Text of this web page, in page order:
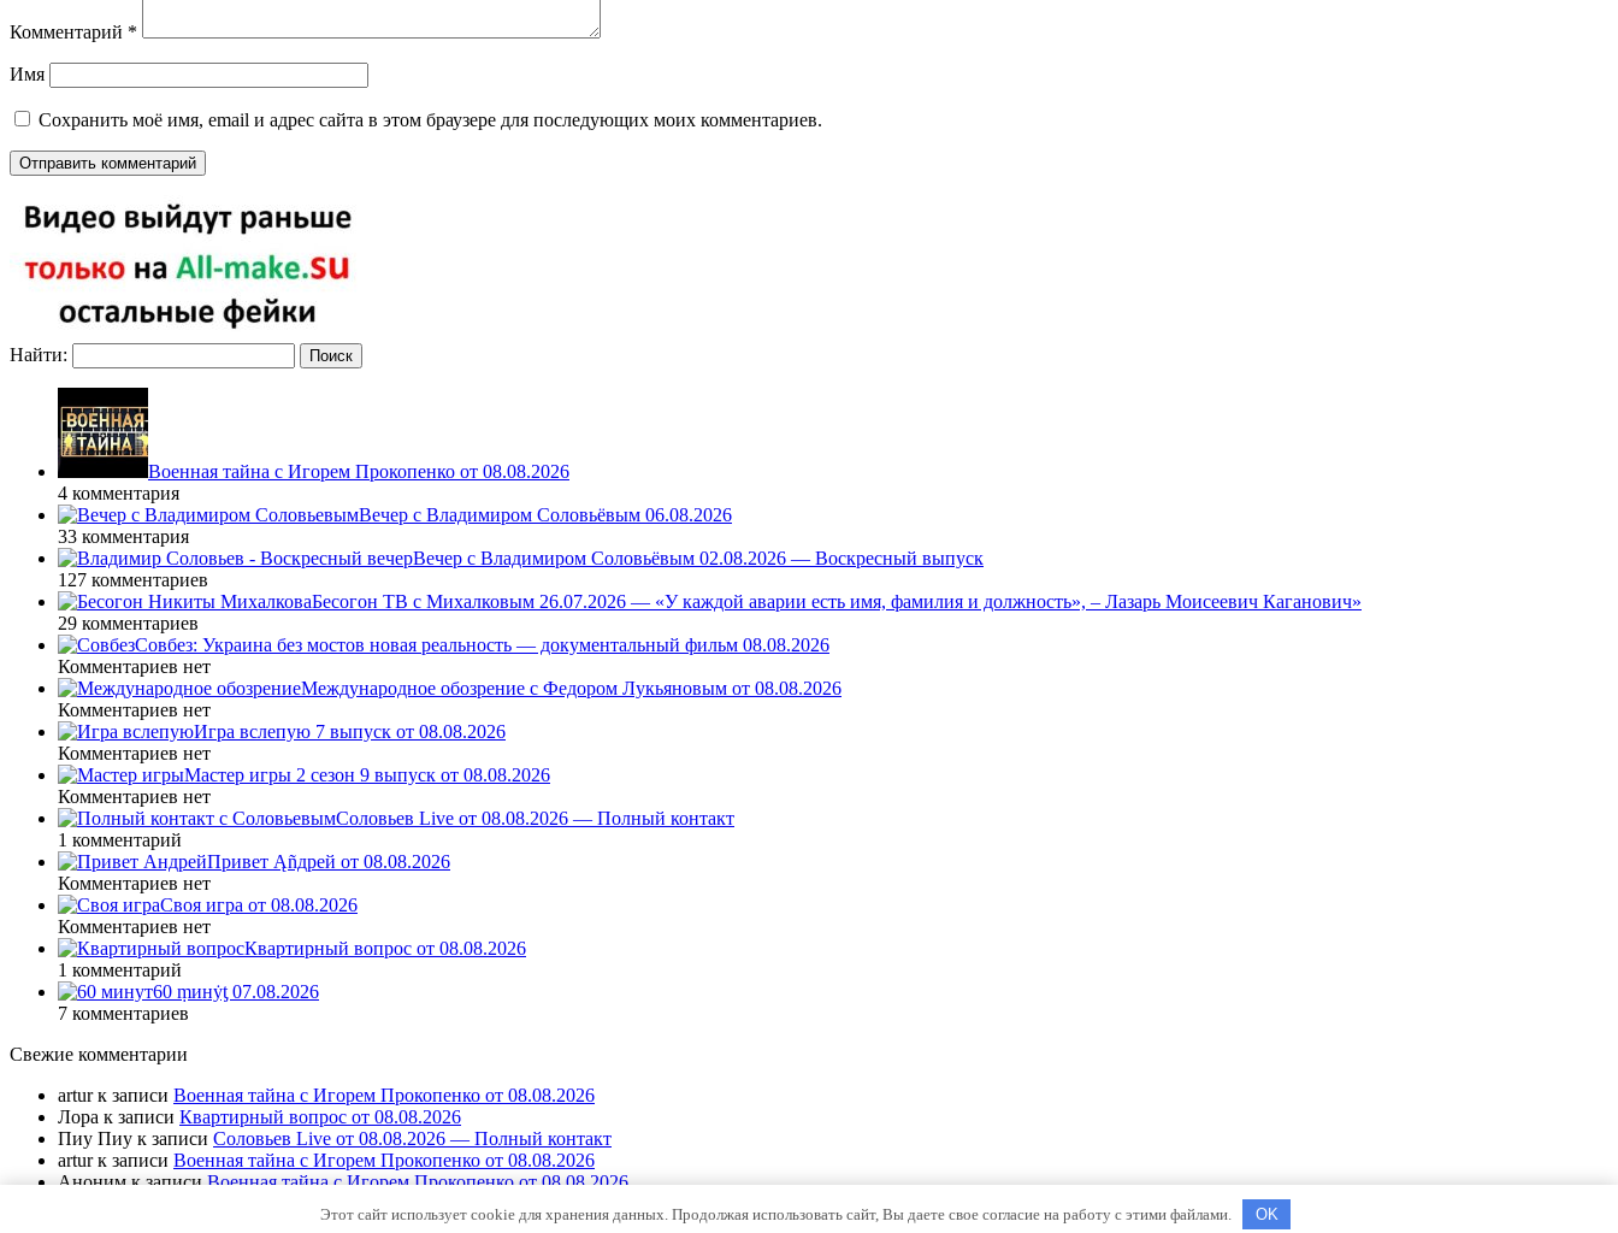
Комментарий *
Имя
Сохранить моё имя, email и адрес сайта в этом браузере для последующих моих комментариев.
Найти:
Военная тайна с Игорем Прокопенко от 08.08.2026
4 комментария
Вечер с Владимиром Соловьёвым 06.08.2026
33 комментария
Вечер с Владимиром Соловьёвым 02.08.2026 — Воскресный выпуск
127 комментариев
Бесогон ТВ с Михалковым 26.07.2026 — «У каждой аварии есть имя, фамилия и должность», – Лазарь Моисеевич Каганович»
29 комментариев
Совбез: Украина без мостов новая реальность — документальный фильм 08.08.2026
Комментариев нет
Международное обозрение с Федором Лукьяновым от 08.08.2026
Комментариев нет
Игра вслепую 7 выпуск от 08.08.2026
Комментариев нет
Мастер игры 2 сезон 9 выпуск от 08.08.2026
Комментариев нет
Соловьев Live от 08.08.2026 — Полный контакт
1 комментарий
Привет Ąñдpей от 08.08.2026
Комментариев нет
Своя игра от 08.08.2026
Комментариев нет
Квартирный вопрос от 08.08.2026
1 комментарий
60 ṃинẏƫ 07.08.2026
7 комментариев
Свежие комментарии
arturк записи Военная тайна с Игорем Прокопенко от 08.08.2026
Лора к записи Квартирный вопрос от 08.08.2026
Пиу Пиу к записи Соловьев Live от 08.08.2026 — Полный контакт
arturк записи Военная тайна с Игорем Прокопенко от 08.08.2026
Анонимк записиВоенная тайна с Игорем Прокопенко от 08.08.2026
Этот сайт использует cookie для хранения данных. Продолжая использовать сайт, Вы даете свое согласие на работу с этими файлами. OK